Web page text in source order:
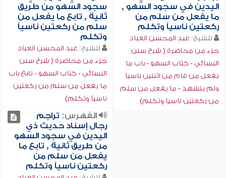
اليدين في سجود السهو ,
ما يفعل من سلم من
ركعتين ناسياً وتكلم
للشيخ: عبد المحسن العباد
جزء من محاضرة ( شرح سنن
النسائي - كتاب السهو - باب ما
يفعل من قام من اثنتين ناسياً
ولم يتشهد - ما يفعل من سلم
من ركعتين ناسياً وتكلم)
سجود السهو من طريق
ثانية , تابع ما يفعل من
سلم من ركعتين ناسياً
وتكلم
للشيخ: عبد المحسن العباد
جزء من محاضرة ( شرح سنن
النسائي - كتاب السهو - تابع باب
ما يفعل من سلم من ركعتين
ناسياً وتكلم)
الفهرس: تراجم
رجال إسناد حديث ذي
اليدين في سجود السهو
من طريق ثانية , تابع ما
يفعل من سلم من
ركعتين ناسياً وتكلم